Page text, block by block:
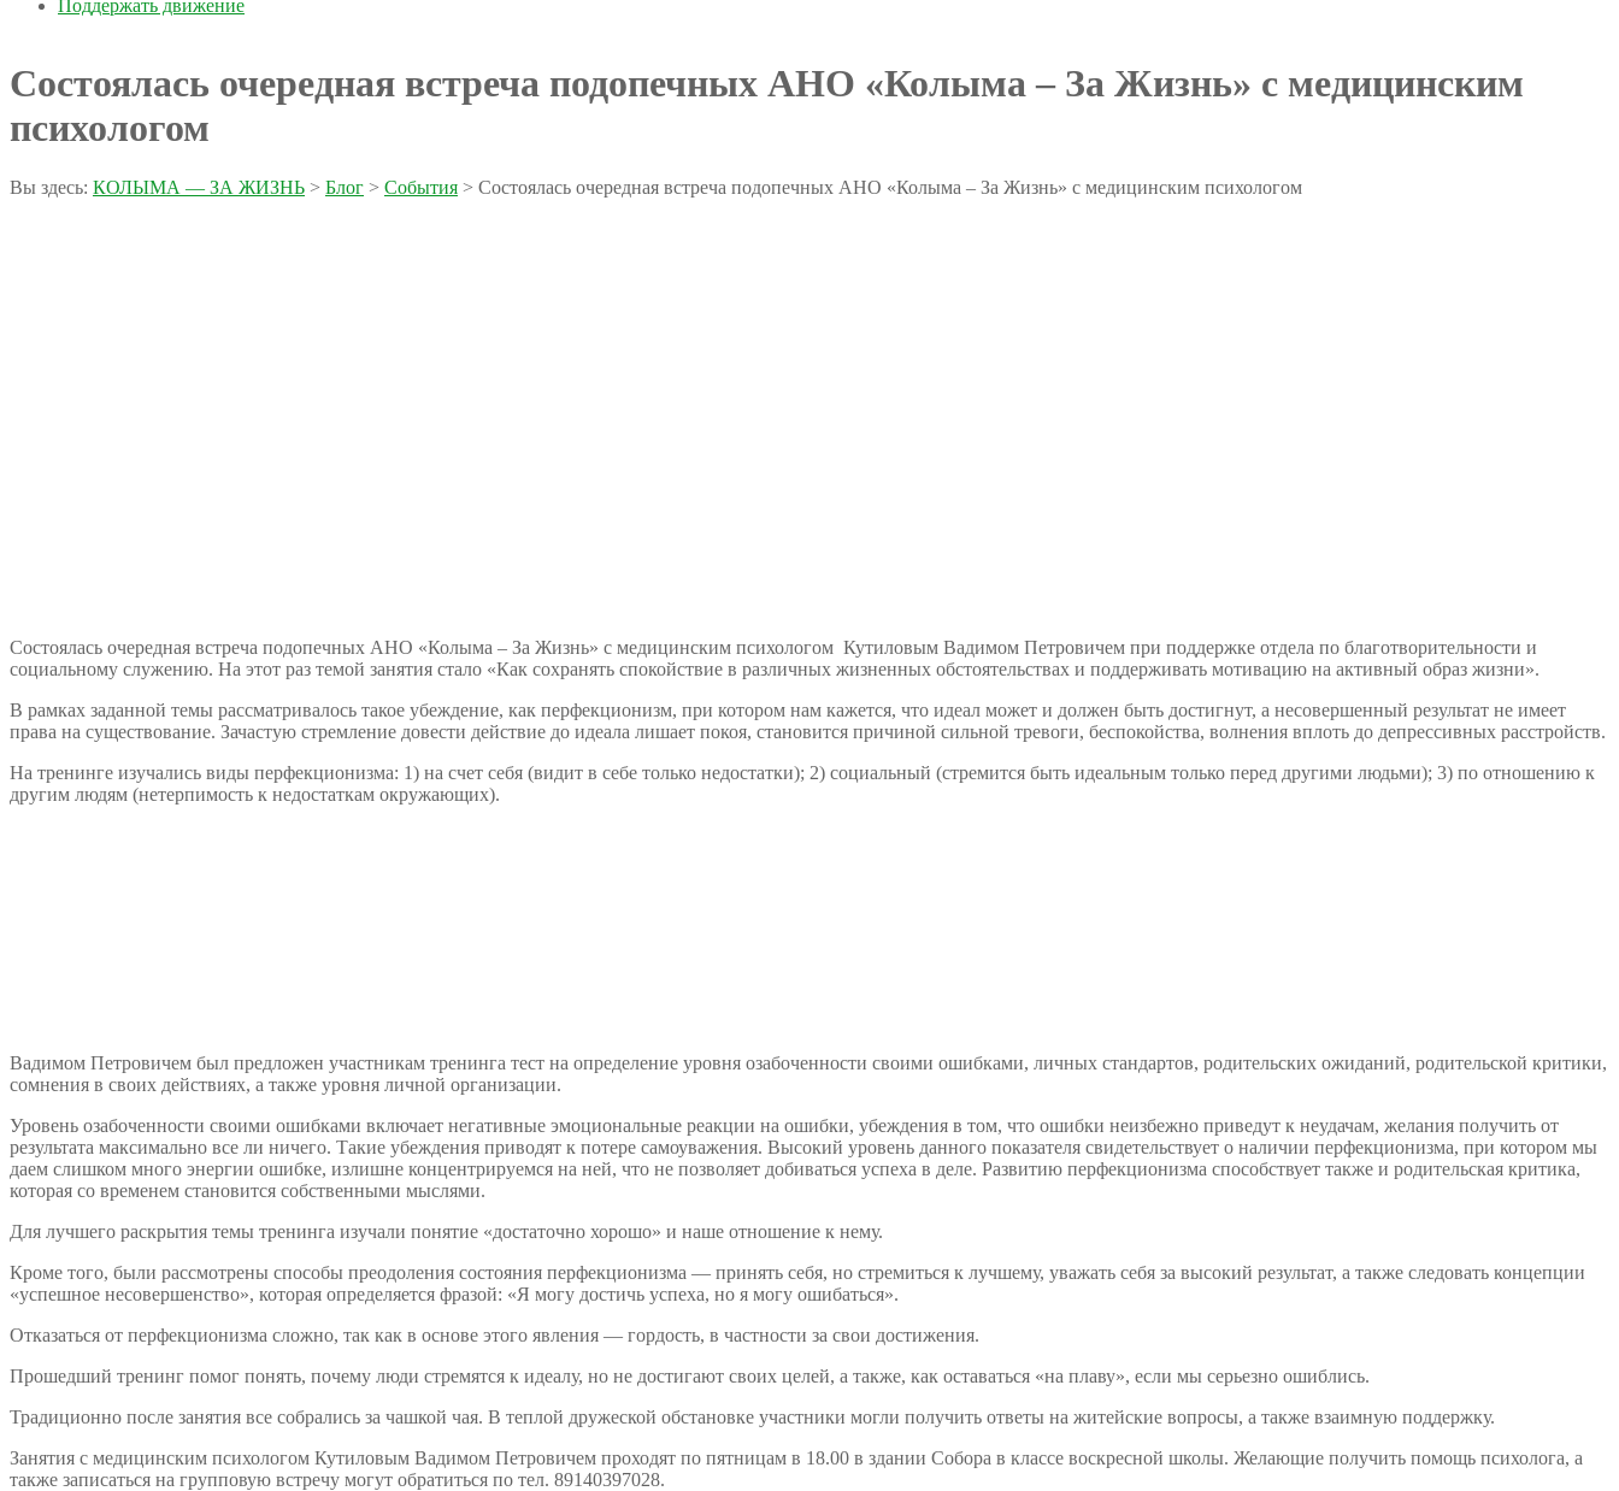
Поддержать движение
Состоялась очередная встреча подопечных АНО «Колыма – За Жизнь» с медицинским
психологом
Вы здесь: КОЛЫМА — ЗА ЖИЗНЬ > Блог > События > Состоялась очередная встреча подопечных АНО «Колыма – За Жизнь» с медицинским психологом
Состоялась очередная встреча подопечных АНО «Колыма – За Жизнь» с медицинским психологом Кутиловым Вадимом Петровичем при поддержке отдела по благотворительности и
социальному служению. На этот раз темой занятия стало «Как сохранять спокойствие в различных жизненных обстоятельствах и поддерживать мотивацию на активный образ жизни».
В рамках заданной темы рассматривалось такое убеждение, как перфекционизм, при котором нам кажется, что идеал может и должен быть достигнут, а несовершенный результат не имеет
права на существование. Зачастую стремление довести действие до идеала лишает покоя, становится причиной сильной тревоги, беспокойства, волнения вплоть до депрессивных расстройств.
На тренинге изучались виды перфекционизма: 1) на счет себя (видит в себе только недостатки); 2) социальный (стремится быть идеальным только перед другими людьми); 3) по отношению к
другим людям (нетерпимость к недостаткам окружающих).
Вадимом Петровичем был предложен участникам тренинга тест на определение уровня озабоченности своими ошибками, личных стандартов, родительских ожиданий, родительской критики,
сомнения в своих действиях, а также уровня личной организации.
Уровень озабоченности своими ошибками включает негативные эмоциональные реакции на ошибки, убеждения в том, что ошибки неизбежно приведут к неудачам, желания получить от
результата максимально все ли ничего. Такие убеждения приводят к потере самоуважения. Высокий уровень данного показателя свидетельствует о наличии перфекционизма, при котором мы
даем слишком много энергии ошибке, излишне концентрируемся на ней, что не позволяет добиваться успеха в деле. Развитию перфекционизма способствует также и родительская критика,
которая со временем становится собственными мыслями.
Для лучшего раскрытия темы тренинга изучали понятие «достаточно хорошо» и наше отношение к нему.
Кроме того, были рассмотрены способы преодоления состояния перфекционизма — принять себя, но стремиться к лучшему, уважать себя за высокий результат, а также следовать концепции
«успешное несовершенство», которая определяется фразой: «Я могу достичь успеха, но я могу ошибаться».
Отказаться от перфекционизма сложно, так как в основе этого явления — гордость, в частности за свои достижения.
Прошедший тренинг помог понять, почему люди стремятся к идеалу, но не достигают своих целей, а также, как оставаться «на плаву», если мы серьезно ошиблись.
Традиционно после занятия все собрались за чашкой чая. В теплой дружеской обстановке участники могли получить ответы на житейские вопросы, а также взаимную поддержку.
Занятия с медицинским психологом Кутиловым Вадимом Петровичем проходят по пятницам в 18.00 в здании Собора в классе воскресной школы. Желающие получить помощь психолога, а
также записаться на групповую встречу могут обратиться по тел. 89140397028.